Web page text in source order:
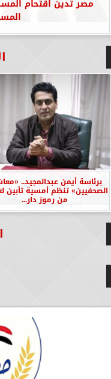
مصر تدين اقتحام
برئاسة أيمن عبدالمجيد..
الصحفيين» تنظم أمسية تأبين
من رموز دار...